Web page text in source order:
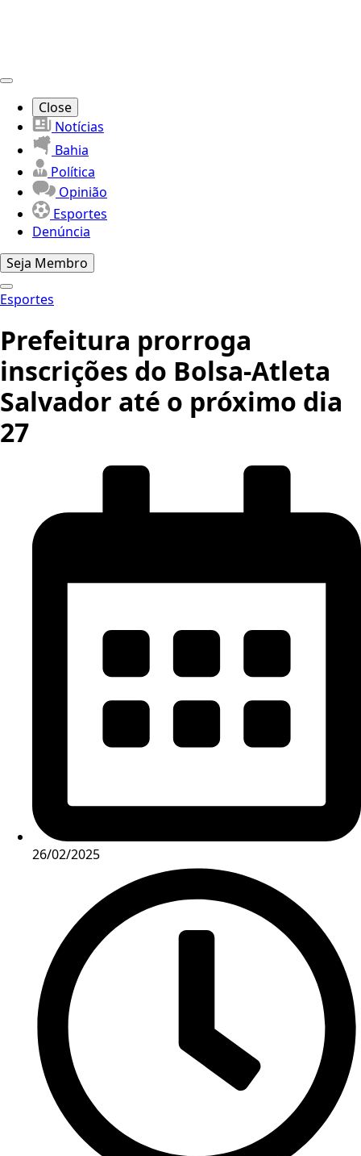
Close
Notícias
Bahia
Política
Opinião
Esportes
Denúncia
Seja Membro
Esportes
Prefeitura prorroga
inscrições do Bolsa-Atleta
Salvador até o próximo dia
27
26/02/2025